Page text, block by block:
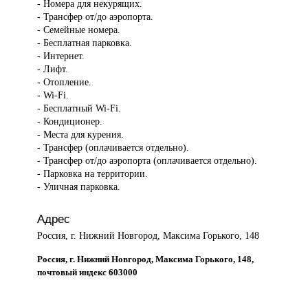
- Номера для некурящих.
- Трансфер от/до аэропорта.
- Семейные номера.
- Бесплатная парковка.
- Интернет.
- Лифт.
- Отопление.
- Wi-Fi.
- Бесплатный Wi-Fi.
- Кондиционер.
- Места для курения.
- Трансфер (оплачивается отдельно).
- Трансфер от/до аэропорта (оплачивается отдельно).
- Парковка на территории.
- Уличная парковка.
Адрес
Россия, г. Нижний Новгород, Максима Горького, 148
Россия, г. Нижний Новгород, Максима Горького, 148,
почтовый индекс 603000